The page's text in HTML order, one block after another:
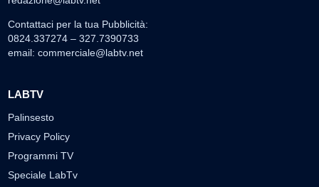
Contattaci per la tua Pubblicità:
0824.337274 – 327.7390733
email: commerciale@labtv.net
LABTV
Palinsesto
Privacy Policy
Programmi TV
Speciale LabTv